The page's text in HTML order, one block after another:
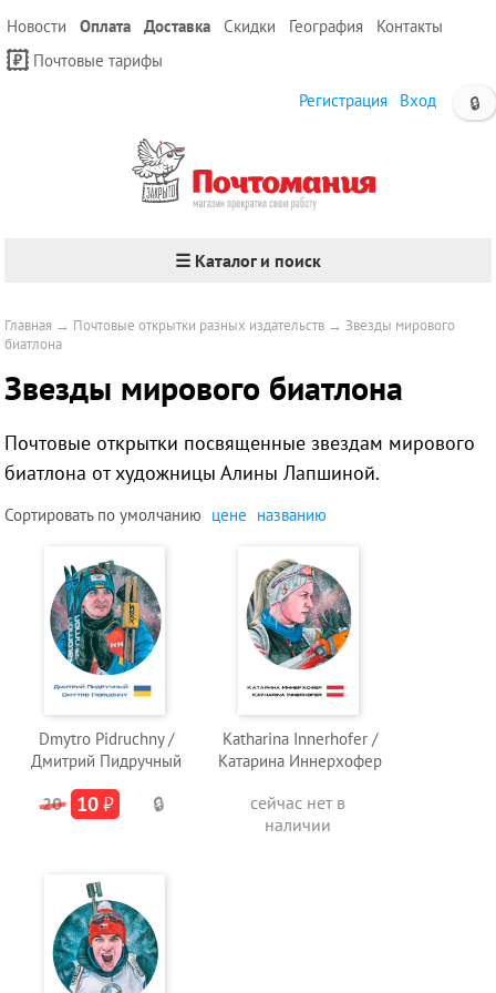
Новости Оплата Доставка Скидки География
Контакты
Почтовые тарифы
🔒
Регистрация Вход
☰ Каталог и поиск
Главная → Почтовые открытки разных издательств →Звезды мирового
биатлона
Звезды мирового биатлона
Почтовые открытки посвященные звездам мирового
биатлона от художницы Алины Лапшиной.
Сортировать поумолчанию цене названию
Dmytro Pidruchny /
Дмитрий Пидручный
20 10₽ 🔒
Katharina Innerhofer /
Катарина Иннерхофер
сейчас нет в
наличии